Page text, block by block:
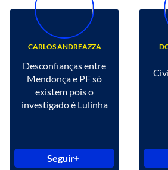
CARLOS ANDREAZZA
Desconfianças entre
Mendonça e PF só
existem pois o
investigado é Lulinha
Seguir